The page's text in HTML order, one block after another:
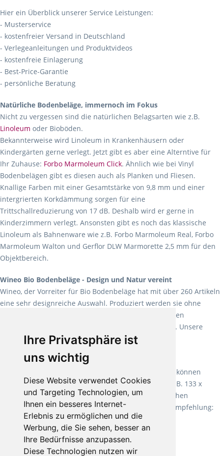
Ihre Privatsphäre ist
uns wichtig
Diese Website verwendet Cookies
und Targeting Technologien, um
Ihnen ein besseres Internet-
Erlebnis zu ermöglichen und die
Werbung, die Sie sehen, besser an
Ihre Bedürfnisse anzupassen.
Diese Technologien nutzen wir
Hier ein Überblick unserer Service Leistungen:
- Musterservice
- kostenfreier Versand in Deutschland
- Verlegeanleitungen und Produktvideos
- kostenfreie Einlagerung
- Best-Price-Garantie
- persönliche Beratung
Natürliche Bodenbeläge, immernoch im Fokus
Nicht zu vergessen sind die natürlichen Belagsarten wie z.B.
Linoleum oder Bioböden.
Bekannterweise wird Linoleum in Krankenhäusern oder
Kindergärten gerne verlegt. Jetzt gibt es aber eine Alterntive für
Ihr Zuhause: Forbo Marmoleum Click. Ähnlich wie bei Vinyl
Bodenbelägen gibt es diesen auch als Planken und Fliesen.
Knallige Farben mit einer Gesamtstärke von 9,8 mm und einer
intergrierten Korkdämmung sorgen für eine
Trittschallreduzierung von 17 dB. Deshalb wird er gerne in
Kinderzimmern verlegt. Ansonsten gibt es noch das klassische
Linoleum als Bahnenware wie z.B. Forbo Marmoleum Real, Forbo
Marmoleum Walton und Gerflor DLW Marmorette 2,5 mm für den
Objektbereich.
Wineo Bio Bodenbeläge - Design und Natur vereint
Wineo, der Vorreiter für Bio Bodenbeläge hat mit über 260 Artikeln
eine sehr designreiche Auswahl. Produziert werden sie ohne
Weichmacher und Lösungsmittel. Mit allen verfügbaren
Verlegearten ist er für jegliche Bauvorhaben attraktiv. Unsere
Empfehlung:Wineo 1000 Multi Layer XXL.
Teppiche für ein angenehmes Laufgefühl
machen es schon lange vor. Sie können
Teppich in Ihrem gewünschten Sondermaß kaufen, z.B. 133 x
60cm. Vor allem in Schlafzimmern aufgrund der weichen
Oberfläche ein sehr beliebter Zusatzboden. Unsere Empfehlung:
Fletco Fluffy und Fletco Hermelin